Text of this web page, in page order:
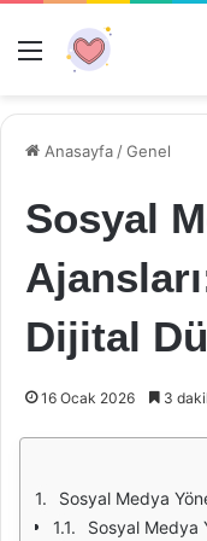
Menü
Anasayfa /Genel
Sosyal
Dijital
16 Ocak 2026 3
Sosyal Medya
Sosyal Medya